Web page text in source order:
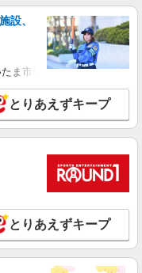
設、
ま市岩槻区・久喜市・蓮田
とりあえずキープ
とりあえずキープ